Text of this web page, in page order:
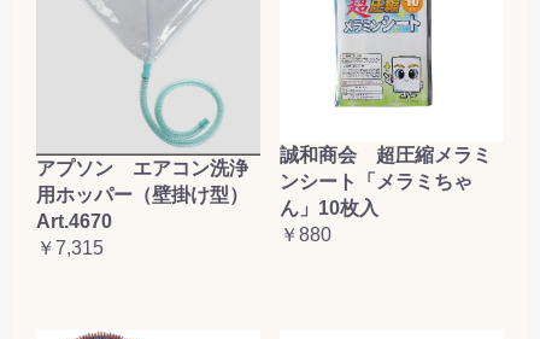
アプソン エアコン洗浄
用ホッパー（壁掛け型）
Art.4670
￥7,315
誠和商会 超圧縮メラミ
ンシート「メラミちゃ
ん」10枚入
￥880